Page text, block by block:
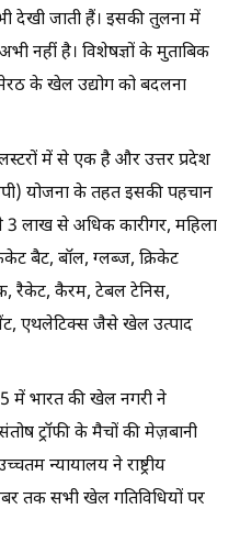
देखी जाती हैं। इसकी तुलना में
नहीं है। विशेषज्ञों के मुताबिक
मेरठ के खेल उद्योग को बदलना
में से एक है और उत्तर प्रदेश
योजना के तहत इसकी पहचान
लाख से अधिक कारीगर, महिला
बैट, बॉल, ग्लब्ज, क्रिकेट
रैकेट, कैरम, टेबल टेनिस,
एथलेटिक्स जैसे खेल उत्पाद
में भारत की खेल नगरी ने
संतोष ट्रॉफी के मैचों की मेज़बानी
न्यायालय ने राष्ट्रीय
तक सभी खेल गतिविधियों पर